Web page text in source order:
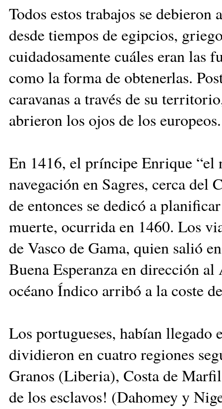
Todos estos trabajos se debieron
desde tiempos de egipcios,
cuidadosamente cuáles eran las
como la forma de obtenerlas.
caravanas a través de su
abrieron los ojos de los europeos.
En 1416, el príncipe Enrique “el
navegación en Sagres, cerca del
de entonces se dedicó a
muerte, ocurrida en 1460. Los
de Vasco de Gama, quien salió
Buena Esperanza en dirección
océano Índico arribó a la coste
Los portugueses, habían
dividieron en cuatro regiones
Granos (Liberia), Costa de
de los esclavos! (Dahomey y